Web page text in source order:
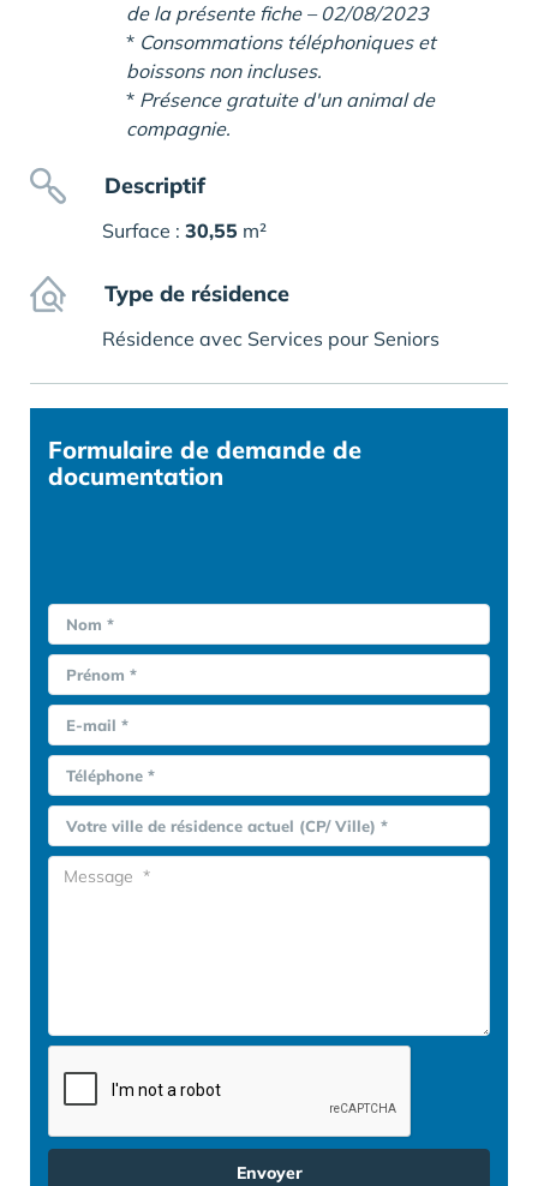
de la présente fiche – 02/08/2023
* Consommations téléphoniques et
boissons non incluses.
* Présence gratuite d'un animal de
compagnie.
Descriptif
Surface : 30,55 m²
Type de résidence
Résidence avec Services pour Seniors
Formulaire de demande de
documentation
Nom *
Prénom *
E-mail *
Téléphone *
Votre ville de résidence actuel (CP/ Ville) *
Envoyer